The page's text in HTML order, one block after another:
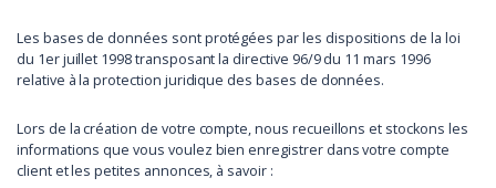
Les bases de données sont protégées par les dispositions de la loi
du 1er juillet 1998 transposant la directive 96/9 du 11 mars 1996
relative à la protection juridique des bases de données.
Lors de la création de votre compte, nous recueillons et stockons les
informations que vous voulez bien enregistrer dans votre compte
client et les petites annonces, à savoir :